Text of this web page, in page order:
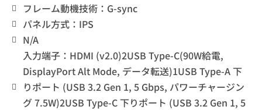
フレーム動機技術：G-sync
パネル方式：IPS
N/A
入力端子：HDMI (v2.0)2USB Type-C(90W給電,
DisplayPort Alt Mode, データ転送)1USB Type-A 下
りポート (USB 3.2 Gen 1, 5 Gbps, パワーチャージン
グ 7.5W)2USB Type-C 下りポート (USB 3.2 Gen 1, 5